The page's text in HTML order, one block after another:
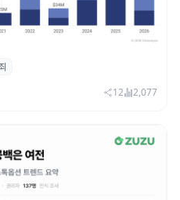
보유자 대상 폭력
액 3000만 달러 돌파
12 2,077